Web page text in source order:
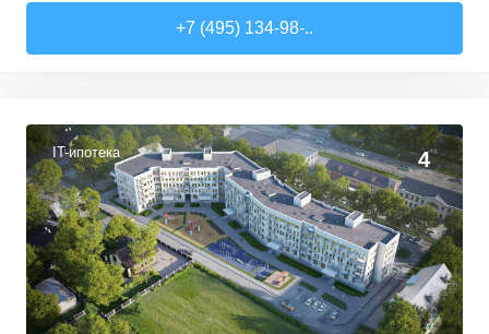
22,82–54,3м² 64 предложения
2-комн. кв. от5 825 910 ₽
32,92–60,32м² 29 предложений
3-комн. кв. от9 786 520 ₽
54,28–88,2м² 19 предложений
+7 (495) 134-98-..
IT-ипотека 4